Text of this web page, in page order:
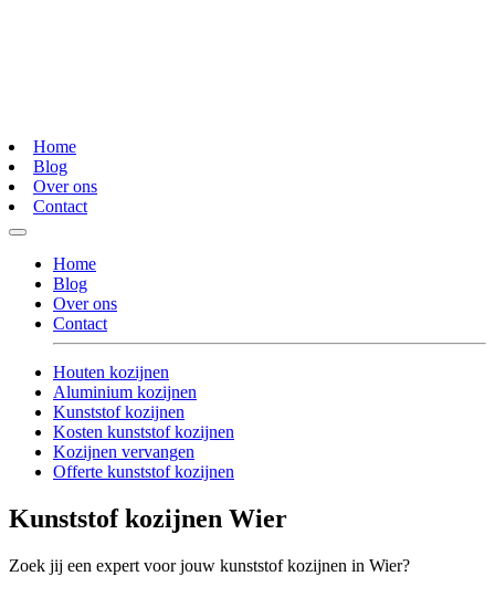
Home
Blog
Over ons
Contact
Home
Blog
Over ons
Contact
Houten kozijnen
Aluminium kozijnen
Kunststof kozijnen
Kosten kunststof kozijnen
Kozijnen vervangen
Offerte kunststof kozijnen
Kunststof kozijnen Wier
Zoek jij een expert voor jouw kunststof kozijnen in Wier?